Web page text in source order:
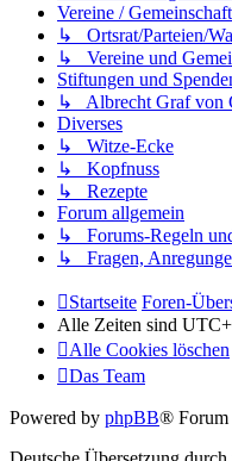
Vereine /
↳ Ortsrat/Parteien/
↳ Vereine und
Stiftungen und
↳ Albrecht Graf von
Diverses
↳ Witze-Ecke
↳ Kopfnuss
↳ Rezepte
Forum allgemein
↳ Forums-Regeln
↳ Fragen,
Startseite Foren-
Alle Zeiten sind
Alle Cookies löschen
Das Team
Powered by phpBB® Forum